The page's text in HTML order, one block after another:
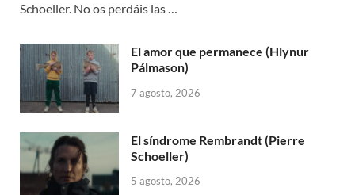
Schoeller. No os perdáis las …
El amor que permanece (Hlynur
Pálmason)
7 agosto, 2026
El síndrome Rembrandt (Pierre
Schoeller)
5 agosto, 2026